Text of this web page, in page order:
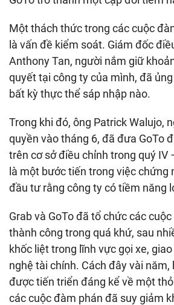
Một thách thức trong các cuộc
là vấn đề kiểm soát. Giám đốc
Anthony Tan, người nắm giữ
quyết tại công ty của mình, đã
bất kỳ thực thể sáp nhập nào.
Trong khi đó, ông Patrick Walujo,
quyền vào tháng 6, đã đưa GoTo
trên cơ sở điều chỉnh trong quý IV
là một bước tiến trong việc chứng
đầu tư rằng công ty có tiềm năng
Grab và GoTo đã tổ chức các
thành công trong quá khứ, sau
khốc liệt trong lĩnh vực gọi xe,
nghệ tài chính. Cách đây vài
được tiến triển đáng kể về một
các cuộc đàm phán đã suy giảm